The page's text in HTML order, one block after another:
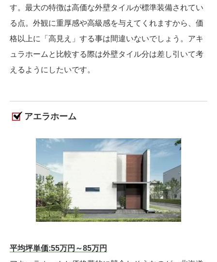
す。最大の特徴は高価な外壁タイルが標準装備されてい
る点。外観に重厚感や高級感を与えてくれますから、価
格以上に「高見え」する事は間違いないでしょう。アキ
ュラホームと比較する際は外壁タイル分は差し引いて考
えるようにしたいです。
アエラホーム
平均坪単価:55万円～85万円